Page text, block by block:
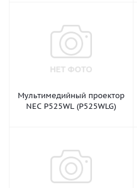
Мультимедийный проектор
NEC P525WL (P525WLG)